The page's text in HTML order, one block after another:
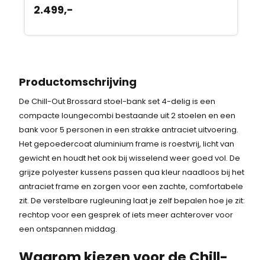
2.499,-
Productomschrijving
De Chill-Out Brossard stoel-bank set 4-delig is een
compacte loungecombi bestaande uit 2 stoelen en een
bank voor 5 personen in een strakke antraciet uitvoering.
Het gepoedercoat aluminium frame is roestvrij, licht van
gewicht en houdt het ook bij wisselend weer goed vol. De
grijze polyester kussens passen qua kleur naadloos bij het
antraciet frame en zorgen voor een zachte, comfortabele
zit. De verstelbare rugleuning laat je zelf bepalen hoe je zit:
rechtop voor een gesprek of iets meer achterover voor
een ontspannen middag.